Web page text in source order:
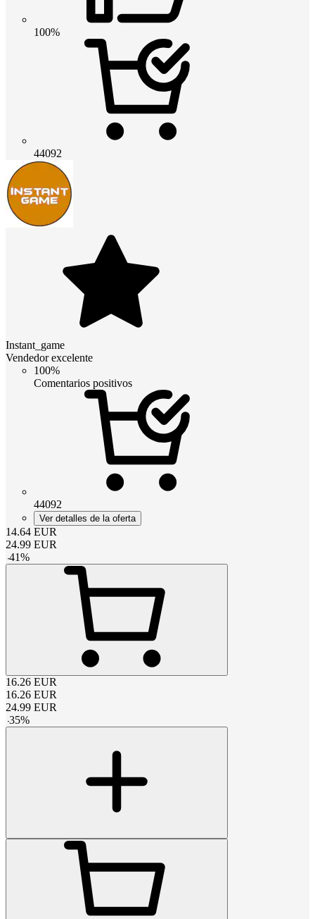
100%
44092
Instant_game
Vendedor excelente
100%
Comentarios positivos
44092
Ver detalles de la oferta
14.64 EUR
24.99 EUR
-41%
16.26 EUR
16.26 EUR
24.99 EUR
-35%